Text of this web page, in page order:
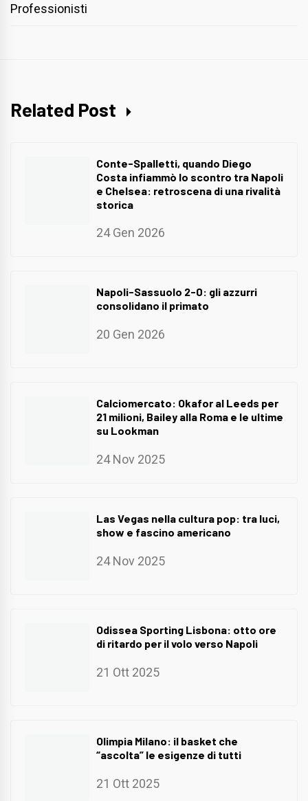
Professionisti
Related Post
Conte-Spalletti, quando Diego
Costa infiammò lo scontro tra Napoli
e Chelsea: retroscena di una rivalità
storica
24 Gen 2026
Napoli-Sassuolo 2-0: gli azzurri
consolidano il primato
20 Gen 2026
Calciomercato: Okafor al Leeds per
21 milioni, Bailey alla Roma e le ultime
su Lookman
24 Nov 2025
Las Vegas nella cultura pop: tra luci,
show e fascino americano
24 Nov 2025
Odissea Sporting Lisbona: otto ore
di ritardo per il volo verso Napoli
21 Ott 2025
Olimpia Milano: il basket che
“ascolta” le esigenze di tutti
21 Ott 2025